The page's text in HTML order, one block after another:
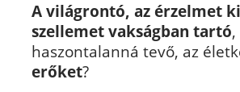
A világrontó, az érzelmet
szellemet vakságban tartó
haszontalanná tevő, az
erőket?